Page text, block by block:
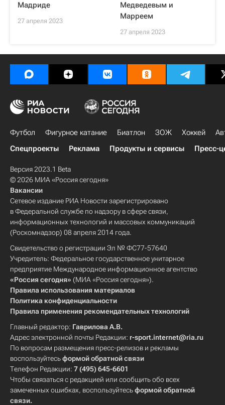
Мадриде
27 апреля 2023
Медведевым и
Марреем
27 апреля 2023
Футбол Фигурное катание Биатлон ЗОЖ Хоккей
Спецпроекты
Реклама Продукты и сервисы Пресс-
Версия 2023.1 Beta
© 2026 МИА «Россия сегодня»
Вакансии
Сетевое издание РИА Новости зарегистрировано
в Федеральной службе по надзору в сфере связи,
информационных технологий и массовых коммуникаций
(Роскомнадзор) 08 апреля 2014 года.
Свидетельство о регистрации Эл № ФС77-57640
Учредитель: Федеральное государственное унитарное
предприятие Международное информационное агентство
«Россия сегодня» (МИА «Россия сегодня»).
Правила использования материалов
Политика конфиденциальности
Правила применения рекомендательных технологий
Главный редактор: Гаврилова А.В.
Адрес электронной почты Редакции: r-sport.internet@ria.ru
По вопросам размещения пресс-релизов и рекламы
воспользуйтесьформой обратной связи
Телефон Редакции: 7 (495) 645-6601
Чтобы связаться с редакцией или сообщить обо всех
замеченных ошибках, воспользуйтесьформой обратной
связи.